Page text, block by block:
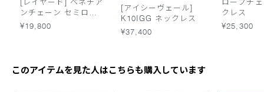
[レイヤード] ベネチア
ンチェーン セミロン
グ ネックレス
¥19,800
[アイシーヴェール]
K10IGG ネックレス
¥37,400
ロープチ
クレス
¥25,300
このアイテムを見た人はこちらも購入しています